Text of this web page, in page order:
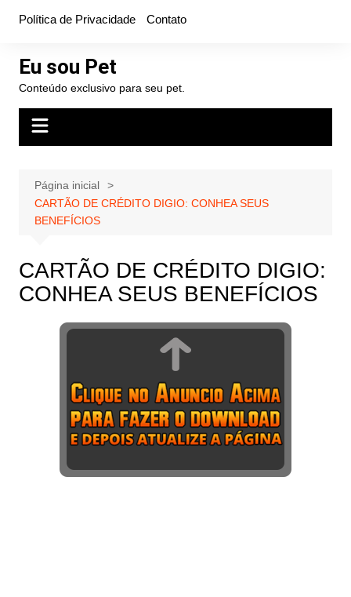
conteúdo
Política de Privacidade Contato
Eu sou Pet
Conteúdo exclusivo para seu pet.
Página inicial
CARTÃO DE CRÉDITO DIGIO: CONHEA SEUS
BENEFÍCIOS
CARTÃO DE CRÉDITO DIGIO:
CONHEA SEUS BENEFÍCIOS